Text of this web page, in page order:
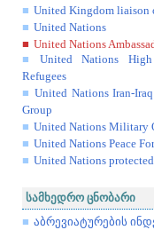
United Kingdom liaison
United Nations
United Nations
United Nations
Refugees
United Nations Iran-
Group
United Nations Military
United Nations Peace
United Nations protected
სამხედრო ცნობარი
აბრევიატურების